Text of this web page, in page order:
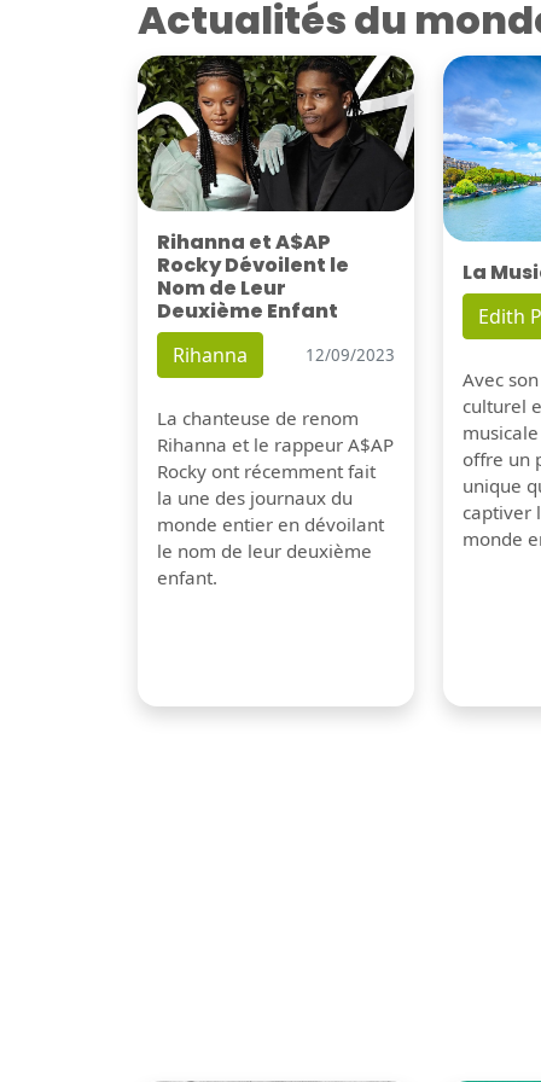
Actualités du
Rihanna et A$AP
Rocky Dévoilent le
Nom de Leur
Deuxième Enfant
Rihanna 12/09/2023
La chanteuse de renom
Rihanna et le rappeur A$AP
Rocky ont récemment fait
la une des journaux du
monde entier en dévoilant
le nom de leur deuxième
enfant.
La
Edith
Avec
culturel
offre un
unique
captiver
monde